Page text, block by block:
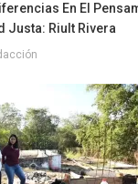
En El
Justa: Riult Rivera